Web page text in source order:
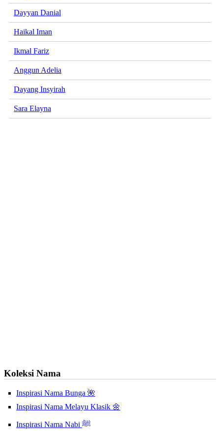
Dayyan Danial
Haikal Iman
Ikmal Fariz
Anggun Adelia
Dayang Insyirah
Sara Elayna
Koleksi Nama
Inspirasi Nama Bunga 🌺
Inspirasi Nama Melayu Klasik 🌼
Inspirasi Nama Nabi ﷺ